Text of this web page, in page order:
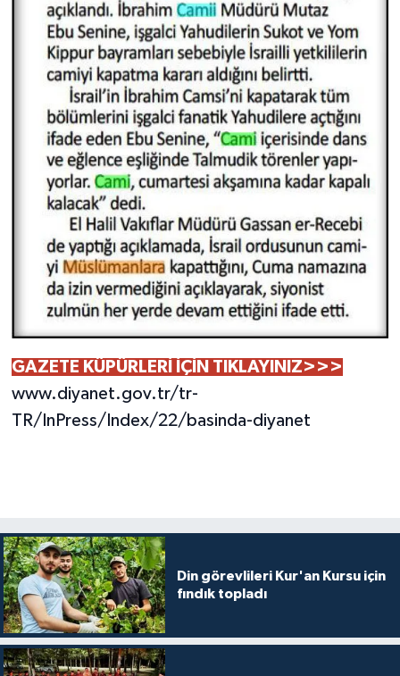
GAZETE KÜPÜRLERİ İÇİN TIKLAYINIZ>>>
www.diyanet.gov.tr/tr-
TR/InPress/Index/22/basinda-diyanet
Din görevlileri Kur'an Kursu için
fındık topladı